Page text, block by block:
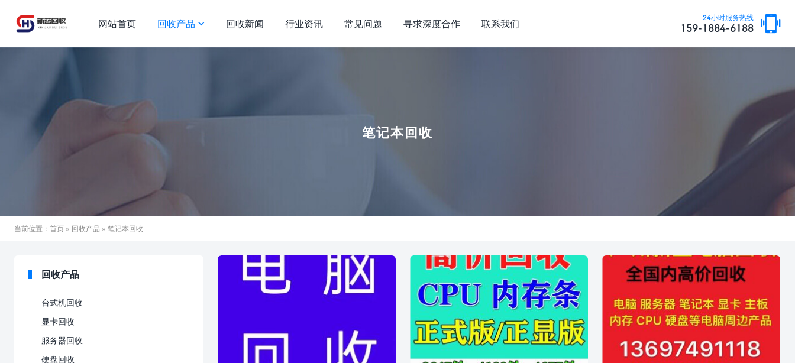
24小时服务热线
159-1884-6188
网站首页 回收产品 回收新闻 行业资讯 常见问题 寻求深度合作 联系我们
笔记本回收
当前位置： 首页 » 回收产品 » 笔记本回收
回收产品
台式机回收
显卡回收
服务器回收
硬盘回收